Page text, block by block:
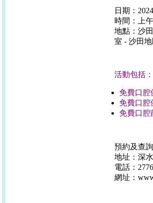
日期：
時間：上
地點：沙
室 - 沙田
活動包括：
免費口腔
免費口腔
免費口腔
預約及查詢
地址：深
電話：
網址：